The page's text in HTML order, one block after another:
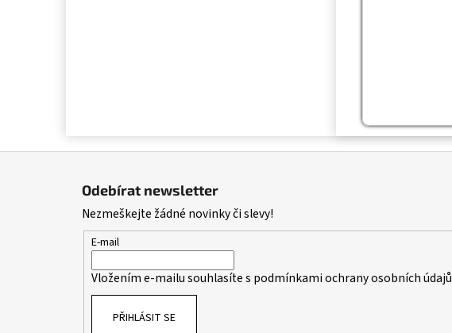
Odebírat newsletter
Nezmeškejte žádné novinky či slevy!
E-mail
Vložením e-mailu souhlasíte s podmínkami ochrany osobních údajů
PŘIHLÁSIT SE